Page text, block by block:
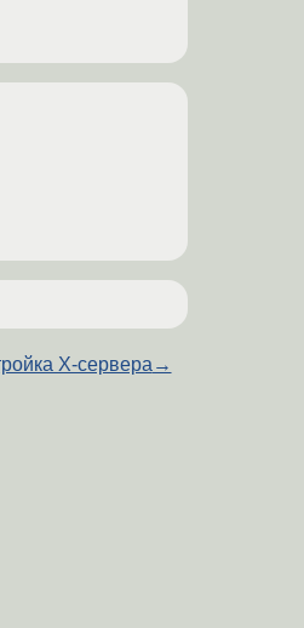
X-сервера →